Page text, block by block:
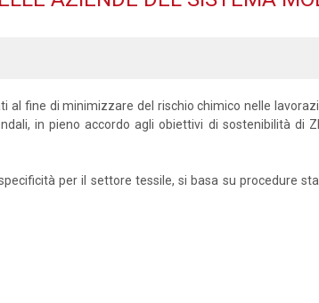
al fine di minimizzare del rischio chimico nelle
in pieno accordo agli obiettivi di sostenibilità di
per il settore tessile, si basa su procedure